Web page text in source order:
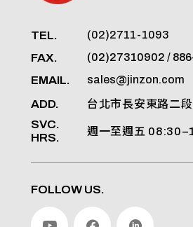
TEL. (02)2711-1093
FAX. (02)27310902 /
EMAIL. sales@jinzon.com
ADD. 台北市長安東路二
SVC.
HRS.
週一至週五
FOLLOW US.